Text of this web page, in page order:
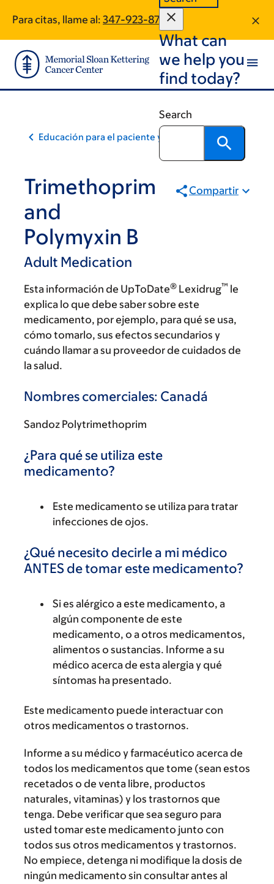
main
content
footer
Para citas, llame al: 347-923-8718
What can
we help you
find today?
Search
Educación para el paciente y la comunidad
Trimethoprim
and
Polymyxin B
Adult Medication
Compartir
Esta información de UpToDate® Lexidrug™ le
explica lo que debe saber sobre este
medicamento, por ejemplo, para qué se usa,
cómo tomarlo, sus efectos secundarios y
cuándo llamar a su proveedor de cuidados de
la salud.
Nombres comerciales: Canadá
Sandoz Polytrimethoprim
¿Para qué se utiliza este
medicamento?
Este medicamento se utiliza para tratar
infecciones de ojos.
¿Qué necesito decirle a mi médico
ANTES de tomar este medicamento?
Si es alérgico a este medicamento, a
algún componente de este
medicamento, o a otros medicamentos,
alimentos o sustancias. Informe a su
médico acerca de esta alergia y qué
síntomas ha presentado.
Este medicamento puede interactuar con
otros medicamentos o trastornos.
Informe a su médico y farmacéutico acerca de
todos los medicamentos que tome (sean estos
recetados o de venta libre, productos
naturales, vitaminas) y los trastornos que
tenga. Debe verificar que sea seguro para
usted tomar este medicamento junto con
todos sus otros medicamentos y trastornos.
No empiece, detenga ni modifique la dosis de
ningún medicamento sin consultar antes al